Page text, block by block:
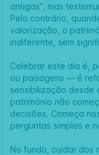
antigas”, mas
Pelo contrário,
valorização, o
indiferente, sem
Celebrar este dia é,
ou paisagens — é
sensibilização desde
património não
decisões. Começa
perguntas simples e
No fundo, cuidar dos